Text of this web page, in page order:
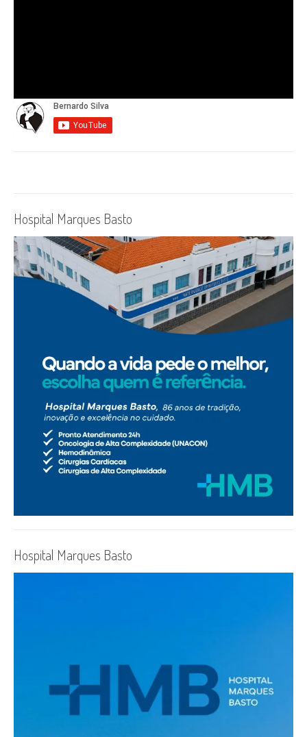
Hospital Marques Basto
Hospital Marques Basto